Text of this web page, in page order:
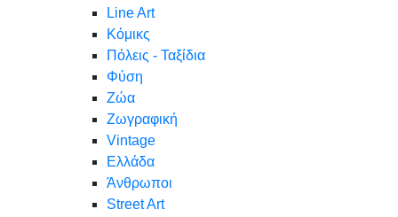
Line Art
Κόμικς
Πόλεις - Ταξίδια
Φύση
Ζώα
Ζωγραφική
Vintage
Ελλάδα
Άνθρωποι
Street Art